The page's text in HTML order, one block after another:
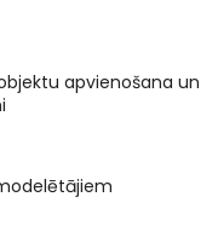
apvienošana un